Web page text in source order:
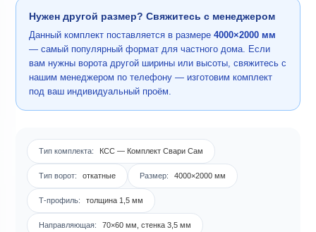
Нужен другой размер? Свяжитесь с менеджером
Данный комплект поставляется в размере 4000×2000 мм
— самый популярный формат для частного дома. Если
вам нужны ворота другой ширины или высоты, свяжитесь с
нашим менеджером по телефону — изготовим комплект
под ваш индивидуальный проём.
Тип комплекта: КСС — Комплект Свари Сам
Тип ворот: откатные Размер: 4000×2000 мм
Т-профиль: толщина 1,5 мм
Направляющая: 70×60 мм, стенка 3,5 мм